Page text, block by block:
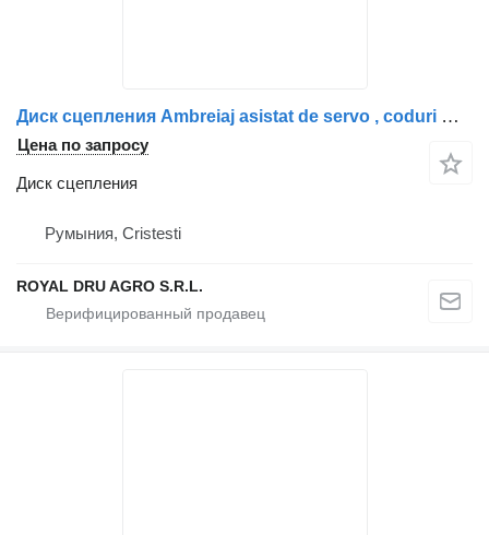
Диск сцепления Ambreiaj asistat de servo , coduri multiple для грузовика
Цена по запросу
Диск сцепления
Румыния, Cristesti
ROYAL DRU AGRO S.R.L.